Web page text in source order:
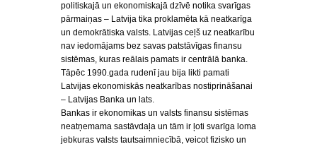
politiskajā un ekonomiskajā dzīvē notika svarīgas
pārmaiņas – Latvija tika proklamēta kā neatkarīga
un demokrātiska valsts. Latvijas ceļš uz neatkarību
nav iedomājams bez savas patstāvīgas finansu
sistēmas, kuras reālais pamats ir centrālā banka.
Tāpēc 1990.gada rudenī jau bija likti pamati
Latvijas ekonomiskās neatkarības nostiprināšanai
– Latvijas Banka un lats.
Bankas ir ekonomikas un valsts finansu sistēmas
neatņemama sastāvdaļa un tām ir ļoti svarīga loma
jebkuras valsts tautsaimniecībā, veicot fizisko un